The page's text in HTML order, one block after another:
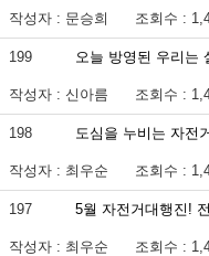
작성자 : 문승희 조회수 :
199 오늘 방영된 우리는
작성자 : 신아름 조회수 :
198
작성자 : 최우순 조회수 :
197 5월 자전거대행진!
작성자 : 최우순 조회수 :